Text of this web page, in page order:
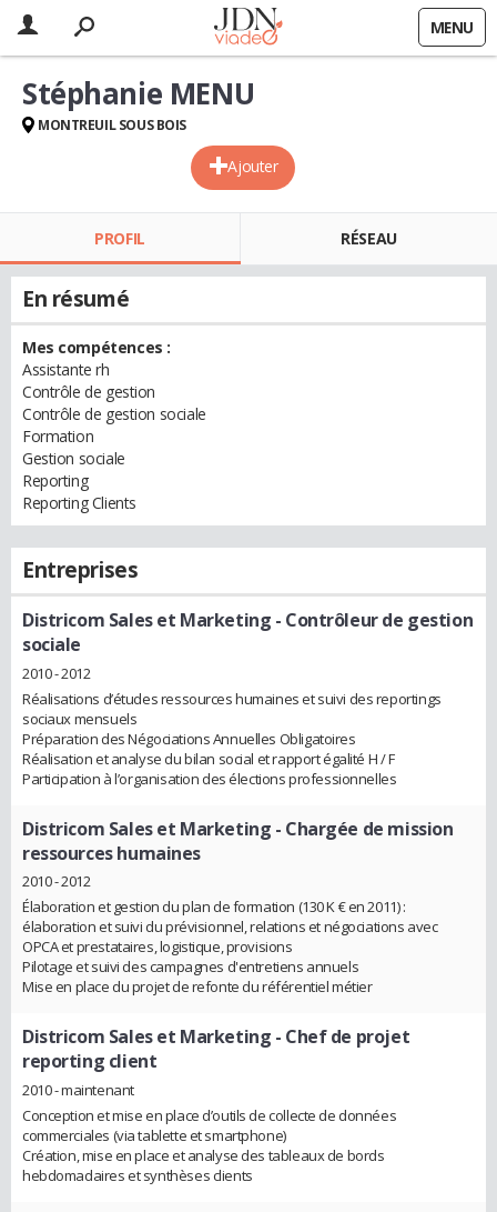
MENU
Ajouter
Stéphanie MENU
MONTREUIL SOUS BOIS
PROFIL RÉSEAU
En résumé
Mes compétences :
Assistante rh
Contrôle de gestion
Contrôle de gestion sociale
Formation
Gestion sociale
Reporting
Reporting Clients
Entreprises
Districom Sales et Marketing - Contrôleur de gestion
sociale
2010 - 2012
Réalisations d’études ressources humaines et suivi des reportings
sociaux mensuels
Préparation des Négociations Annuelles Obligatoires
Réalisation et analyse du bilan social et rapport égalité H / F
Participation à l’organisation des élections professionnelles
Districom Sales et Marketing - Chargée de mission
ressources humaines
2010 - 2012
Élaboration et gestion du plan de formation (130 K € en 2011) :
élaboration et suivi du prévisionnel, relations et négociations avec
OPCA et prestataires, logistique, provisions
Pilotage et suivi des campagnes d'entretiens annuels
Mise en place du projet de refonte du référentiel métier
Districom Sales et Marketing - Chef de projet
reporting client
2010 - maintenant
Conception et mise en place d’outils de collecte de données
commerciales (via tablette et smartphone)
Création, mise en place et analyse des tableaux de bords
hebdomadaires et synthèses clients